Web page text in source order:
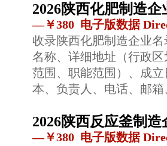
2026陕西化肥制造企
—￥380 电子版数据
收录陕西化肥制造企业
名称、详细地址（行政
范围、职能范围）、成
本、负责人、电话、邮
2026陕西反应釜制造
—￥380 电子版数据